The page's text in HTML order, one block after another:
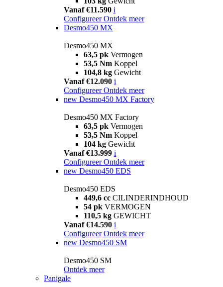
Vanaf €11.590 i
Configureer Ontdek meer
Desmo450 MX
Desmo450 MX
63,5 pk Vermogen
53,5 Nm Koppel
104,8 kg Gewicht
Vanaf €12.090 i
Configureer Ontdek meer
new Desmo450 MX Factory
Desmo450 MX Factory
63,5 pk Vermogen
53,5 Nm Koppel
104 kg Gewicht
Vanaf €13.999 i
Configureer Ontdek meer
new Desmo450 EDS
Desmo450 EDS
449,6 cc CILINDERINDHOUD
54 pk VERMOGEN
110,5 kg GEWICHT
Vanaf €14.590 i
Configureer Ontdek meer
new Desmo450 SM
Desmo450 SM
Ontdek meer
Panigale